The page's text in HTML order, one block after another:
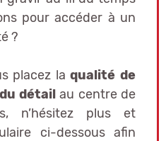
pour accéder à un
?
placez laqualité de
détailau centre de
n’hésitez plus et
ci-dessous afin